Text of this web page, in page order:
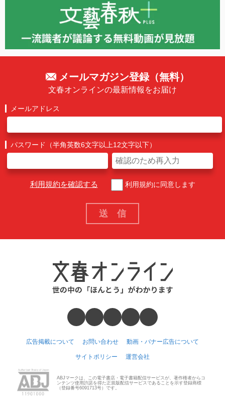
メールマガジン登録（無料）
文春オンラインの最新情報をお届け
メールアドレス
パスワード（半角英数6文字以上12文字以下）
利用規約を確認する 利用規約に同意します
広告掲載について お問い合わせ 動画・バナー広告について
サイトポリシー 運営会社
ABJマークは、この電子書店・電子書籍配信サービスが、著作権者からコ
ンテンツ使用許諾を得た正規版配信サービスであることを示す登録商標
（登録番号6091713号）です。